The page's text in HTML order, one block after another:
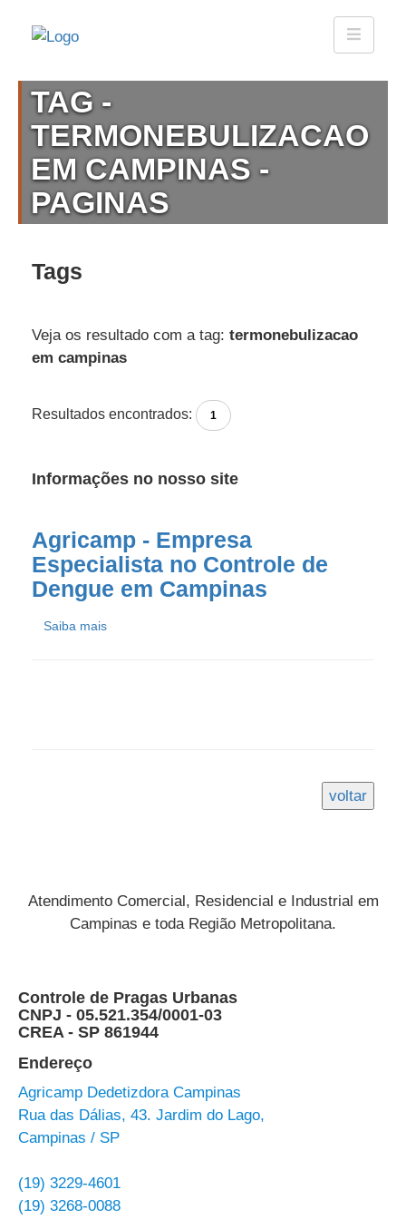
TAG -
TERMONEBULIZACAO
EM CAMPINAS -
PAGINAS
Tags
Veja os resultado com a tag: termonebulizacao
em campinas
Resultados encontrados: 1
Informações no nosso site
Agricamp - Empresa
Especialista no Controle de
Dengue em Campinas
Saiba mais
Atendimento Comercial, Residencial e Industrial em
Campinas e toda Região Metropolitana.
Controle de Pragas Urbanas
CNPJ - 05.521.354/0001-03
CREA - SP 861944
Endereço
Agricamp Dedetizdora Campinas
Rua das Dálias, 43. Jardim do Lago,
Campinas / SP
(19) 3229-4601
(19) 3268-0088